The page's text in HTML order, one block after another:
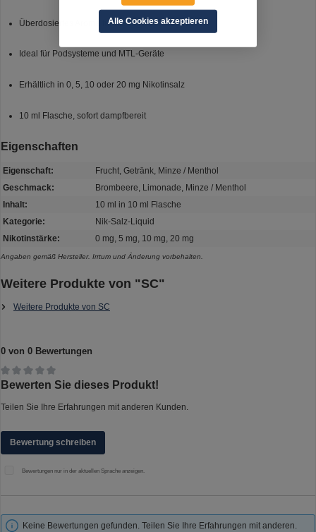
Überdosiertes Aroma für niedrige Wattbereiche
Ideal für Podsysteme und MTL-Geräte
Erhältlich in 0, 5, 10 oder 20 mg Nikotinsalz
10 ml Flasche, sofort dampfbereit
Eigenschaften
Eigenschaft:
Frucht, Getränk, Minze / Menthol
Geschmack:
Brombeere, Limonade, Minze / Menthol
Inhalt:
10 ml in 10 ml Flasche
Kategorie:
Nik-Salz-Liquid
Nikotinstärke:
0 mg, 5 mg, 10 mg, 20 mg
Angaben gemäß Hersteller. Irrtum und Änderung vorbehalten.
Weitere Produkte von "SC"
Weitere Produkte von SC
0 von 0 Bewertungen
Durchschnittliche Bewertung von 0 von 5 Sternen
Bewerten Sie dieses Produkt!
Teilen Sie Ihre Erfahrungen mit anderen Kunden.
Bewertung schreiben
Bewertungen nur in der aktuellen Sprache anzeigen.
Keine Bewertungen gefunden. Teilen Sie Ihre Erfahrungen mit anderen.
Alle Cookies akzeptieren